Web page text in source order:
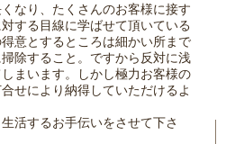
なり、たくさんのお客様に接す
する目線に学ばせて頂いている
意とするところは細かい所まで
除すること。ですから反対に浅
まいます。しかし極力お客様の
せにより納得していただけるよ
活するお手伝いをさせて下さ